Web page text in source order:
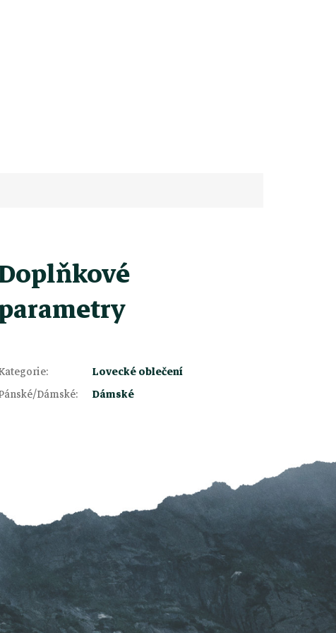
:
Lovecké oblečení
Dámské: Dámské